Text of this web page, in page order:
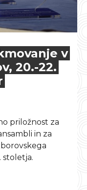
v
20.-22.
priložnost za
in za
stoletja.